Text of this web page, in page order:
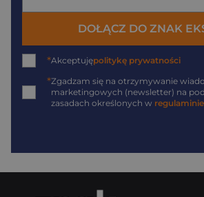
DOŁĄCZ DO ZNAK
*Akceptujępolitykę prywatności
*Zgadzam się na otrzymywanie
marketingowych (newsletter) na
zasadach określonych w regulaminie